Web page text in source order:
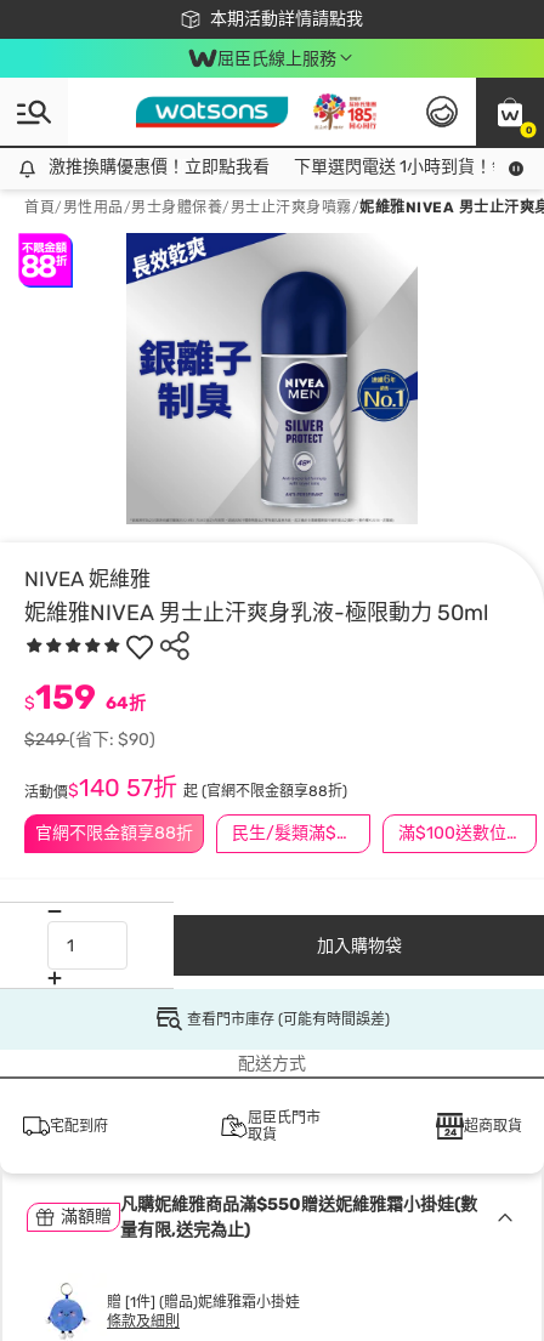
本期活動詳情請點我
下載app最高回饋$350
屈臣氏線上服務
0
激推換購優惠價！立即點我看
激推換購優惠價！立即點我看 下單選閃電送 1小時到貨！領神
首頁/ 男性用品/男士身體保養/ 男士止汗爽身噴霧/妮維雅NIVEA 男士止汗爽
NIVEA 妮維雅
妮維雅NIVEA 男士止汗爽身乳液-極限動力 50ml
官網不限金額享88折 民生/髮類滿$388送舒潔冰巾 滿$100送數位印花
$159 64折
$249(省下: $90)
活動價$140 57折 起 (官網不限金額享88折)
加入購物袋
查看門市庫存 (可能有時間誤差)
配送方式
宅配到府
屈臣氏門市
取貨
超商取貨
滿額贈
凡購妮維雅商品滿$550贈送妮維雅霜小掛娃(數
量有限,送完為止)
贈 [1件] (贈品)妮維雅霜小掛娃
條款及細則